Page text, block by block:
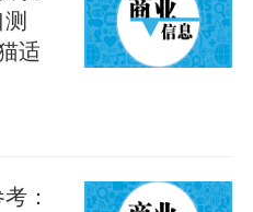
正餐；单份热量＜
餐代餐，不可长期单
致热量摄入不足、
低、乏力脱发等问
适
：